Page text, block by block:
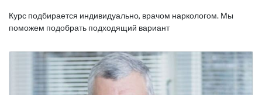
Курс подбирается индивидуально, врачом наркологом. Мы
поможем подобрать подходящий вариант